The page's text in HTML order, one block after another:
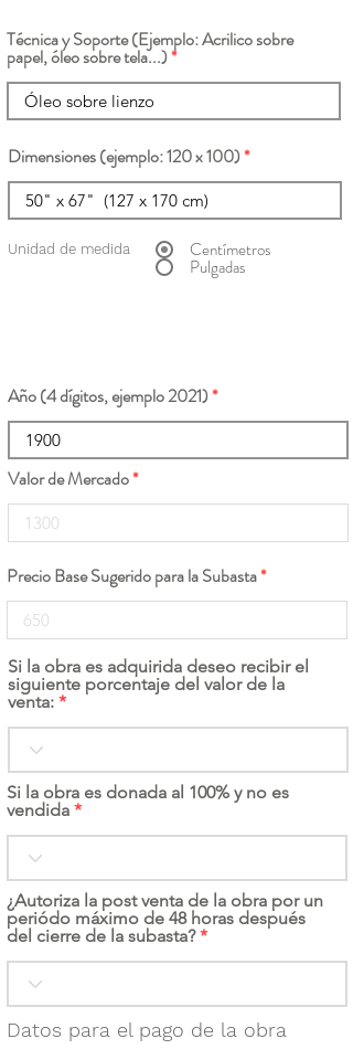
Técnica y Soporte (Ejemplo: Acrilico sobre
papel, óleo sobre tela...)
Dimensiones (ejemplo: 120 x 100)
Unidad de medida Centímetros
Pulgadas
Año (4 dígitos, ejemplo 2021)
Valor de Mercado
Precio Base Sugerido para la Subasta
Si la obra es adquirida deseo recibir el
siguiente porcentaje del valor de la
venta:
Si la obra es donada al 100% y no es
vendida
¿Autoriza la post venta de la obra por un
periódo máximo de 48 horas después
del cierre de la subasta?
Datos para el pago de la obra